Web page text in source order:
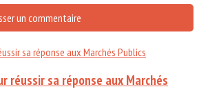
un commentaire
réussir sa réponse aux Marchés